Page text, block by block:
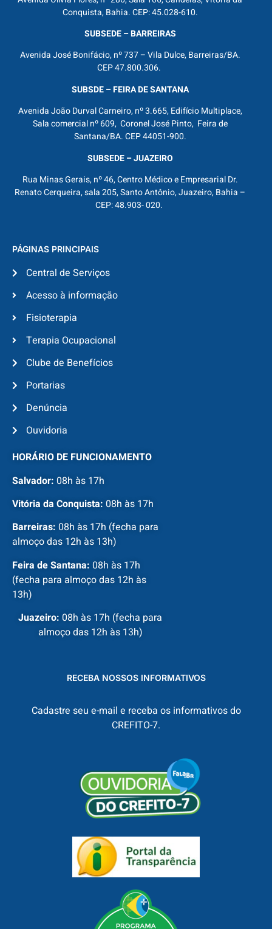
Conquista, Bahia. CEP: 45.028-610.
SUBSEDE – BARREIRAS
Avenida José Bonifácio, nº 737 – Vila Dulce, Barreiras/BA.
CEP 47.800.306.
SUBSDE – FEIRA DE SANTANA
Avenida João Durval Carneiro, nº 3.665, Edifício Multiplace,
Sala comercial nº 609, Coronel José Pinto, Feira de
Santana/BA. CEP 44051-900.
SUBSEDE – JUAZEIRO
Rua Minas Gerais, nº 46, Centro Médico e Empresarial Dr.
Renato Cerqueira, sala 205, Santo Antônio, Juazeiro, Bahia –
CEP: 48.903- 020.
PÁGINAS PRINCIPAIS
Central de Serviços
Acesso à informação
Fisioterapia
Terapia Ocupacional
Clube de Benefícios
Portarias
Denúncia
Ouvidoria
HORÁRIO DE FUNCIONAMENTO
Salvador: 08h às 17h
Vitória da Conquista: 08h às 17h
Barreiras: 08h às 17h (fecha para
almoço das 12h às 13h)
Feira de Santana: 08h às 17h
(fecha para almoço das 12h às
13h)
Juazeiro: 08h às 17h (fecha para
almoço das 12h às 13h)
RECEBA NOSSOS INFORMATIVOS
Cadastre seu e-mail e receba os informativos do
CREFITO-7.